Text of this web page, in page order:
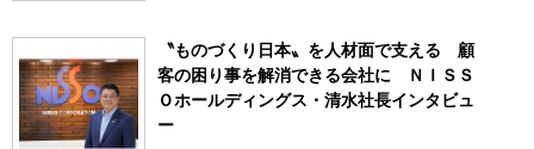
〝ものづくり日本〟を人材面で支える 顧
客の困り事を解消できる会社に ＮＩＳＳ
Ｏホールディングス・清水社長インタビュ
ー